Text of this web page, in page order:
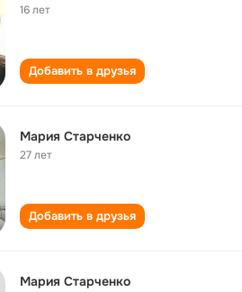
16 лет
Добавить в друзья
Мария Старченко
27 лет
Добавить в друзья
Мария Старченко